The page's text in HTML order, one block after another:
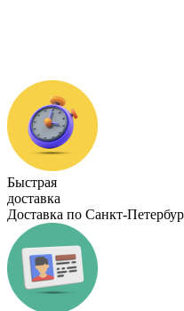
Быстрая
доставка
Доставка по Санкт-